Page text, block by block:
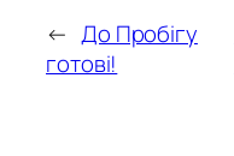
← До Пробігу
готові!